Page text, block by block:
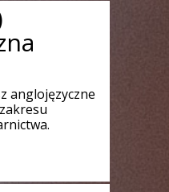
anglojęzyczne